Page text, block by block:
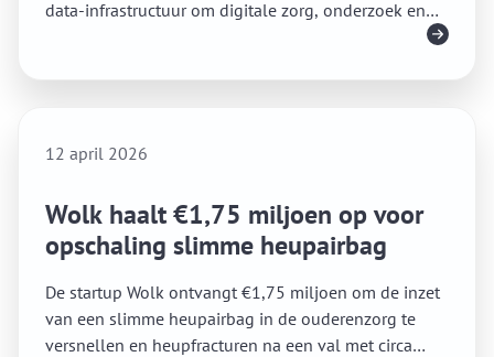
data-infrastructuur om digitale zorg, onderzoek en
12 april 2026
Wolk haalt €1,75 miljoen op voor
opschaling slimme heupairbag
De startup Wolk ontvangt €1,75 miljoen om de inzet
van een slimme heupairbag in de ouderenzorg te
versnellen en heupfracturen na een val met circa